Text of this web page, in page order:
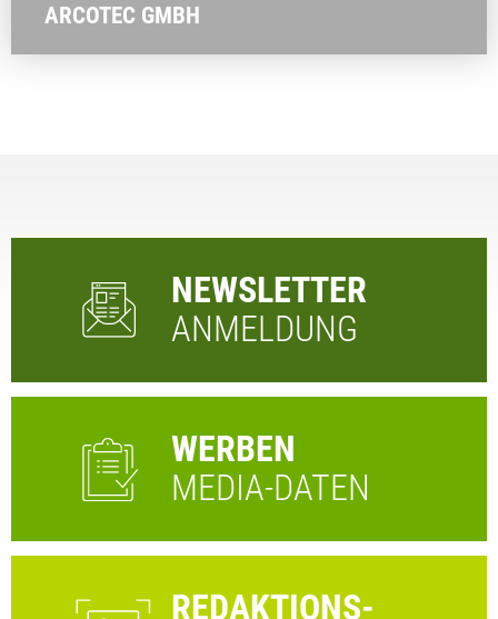
ARCOTEC GMBH
NEWSLETTER
ANMELDUNG
WERBEN
MEDIA-DATEN
REDAKTIONS-